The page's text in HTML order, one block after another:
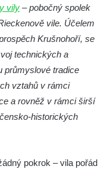
vily – pobočný spolek
vile. Účelem
Krušnohoří, se
technických a
průmyslové tradice
vztahů v rámci
a rovněž v rámci širší
historických
pokrok – vila pořád